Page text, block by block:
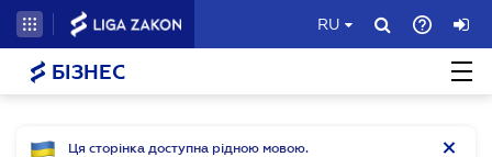
RU
БІЗНЕС
Ця сторінка доступна рідною мовою.